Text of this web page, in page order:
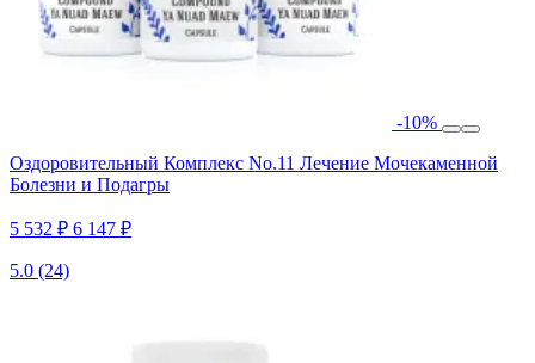
-10%
Оздоровительный Комплекс No.11 Лечение Мочекаменной
Болезни и Подагры
5 532 ₽ 6 147 ₽
5.0 (24)